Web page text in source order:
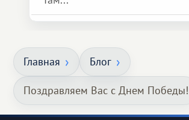
Главная Блог
Поздравляем Вас с Днем Победы!